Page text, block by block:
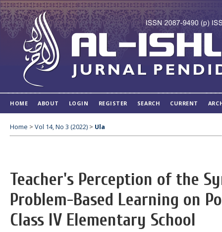
HOME ABOUT LOGIN REGISTER SEARCH CURRENT
Home > Vol 14, No 3 (2022) > Ula
Teacher's Perception of the
Problem-Based Learning on
Class IV Elementary School